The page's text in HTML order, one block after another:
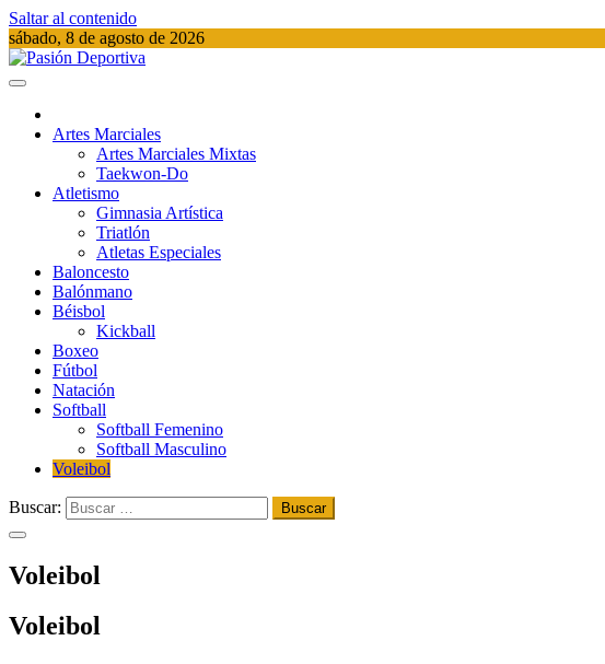
Saltar al contenido
sábado, 8 de agosto de 2026
Artes Marciales
Artes Marciales Mixtas
Taekwon-Do
Atletismo
Gimnasia Artística
Triatlón​
Atletas Especiales
Baloncesto
Balónmano
Béisbol
Kickball​
Boxeo
Fútbol
Natación​
Softball​
Softball​ Femenino
Softball​ Masculino
Voleibol​
Buscar:
Voleibol​
Voleibol